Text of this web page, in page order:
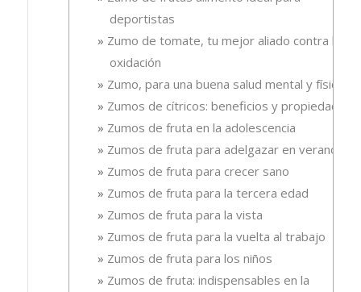
deportistas
Zumo de tomate, tu mejor aliado contra la
oxidación
Zumo, para una buena salud mental y física
Zumos de cítricos: beneficios y propiedades
Zumos de fruta en la adolescencia
Zumos de fruta para adelgazar en verano
Zumos de fruta para crecer sano
Zumos de fruta para la tercera edad
Zumos de fruta para la vista
Zumos de fruta para la vuelta al trabajo
Zumos de fruta para los niños
Zumos de fruta: indispensables en la